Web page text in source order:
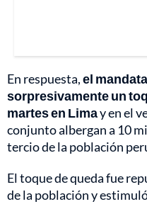
En respuesta,el
sorpresivamente un
martes en Limay en el
conjunto albergan a 10
tercio de la población
El toque de queda fue
de la población y